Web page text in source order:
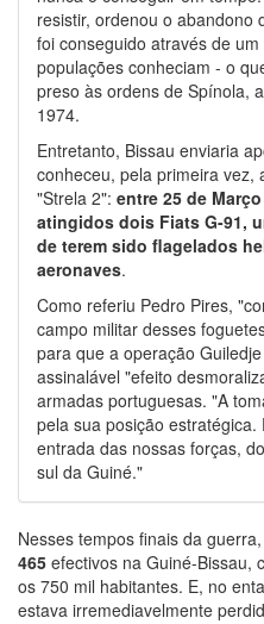
resistir, ordenou o abandono
foi conseguido através de
populações conheciam - o
preso às ordens de Spínola,
1974.
Entretanto, Bissau enviaria
conheceu, pela primeira vez,
"Strela 2": entre 25 de
atingidos dois Fiats G-91,
de terem sido flagelados
aeronaves.
Como referiu Pedro Pires,
campo militar desses
para que a operação
assinalável "efeito
armadas portuguesas. "A
pela sua posição
entrada das nossas forças,
sul da Guiné."
Nesses tempos finais da
465 efectivos na Guiné-Bissau,
os 750 mil habitantes. E, no
estava irremediavelmente